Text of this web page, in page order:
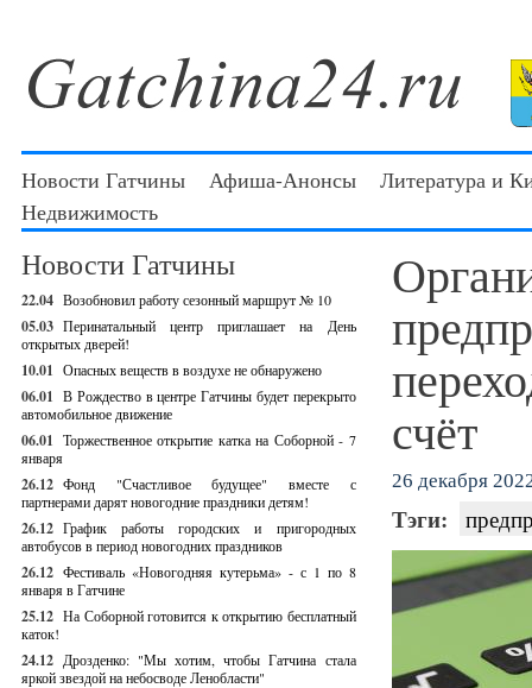
Новости Гатчины Афиша-Анонсы
Литература и
Недвижимость
Новости Гатчины
22.04 Возобновил работу сезонный маршрут № 10
05.03 Перинатальный центр приглашает на День
открытых дверей!
10.01 Опасных веществ в воздухе не обнаружено
06.01 В Рождество в центре Гатчины будет перекрыто
автомобильное движение
06.01 Торжественное открытие катка на Соборной - 7
января
26.12 Фонд "Счастливое будущее" вместе с
партнерами дарят новогодние праздники детям!
26.12 График работы городских и пригородных
автобусов в период новогодних праздников
26.12 Фестиваль «Новогодняя кутерьма» - с 1 по 8
января в Гатчине
25.12 На Соборной готовится к открытию бесплатный
каток!
24.12 Дрозденко: "Мы хотим, чтобы Гатчина стала
яркой звездой на небосводе Ленобласти"
счёт
26 декабря
Тэги: